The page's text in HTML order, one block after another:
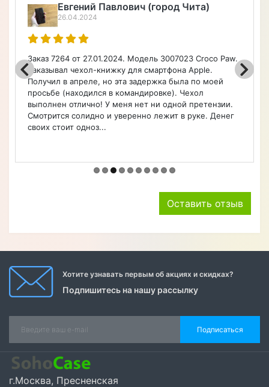
Евгений Павлович (город Чита)
26.04.2024
Заказ 7264 от 27.01.2024. Модель 3007023 Croco Paw.
Заказывал чехол-книжку для смартфона Apple.
Получил в апреле, но эта задержка была по моей
просьбе (находился в командировке). Чехол
выполнен отлично! У меня нет ни одной претензии.
Смотрится солидно и уверенно лежит в руке. Денег
своих стоит одноз...
Оставить отзыв
Хотите узнавать первым об акциях и скидках?
Подпишитесь на нашу рассылку
Подписаться
г.Москва, Пресненская